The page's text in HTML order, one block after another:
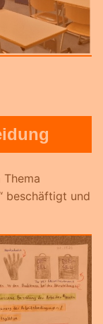
beschäftigt und